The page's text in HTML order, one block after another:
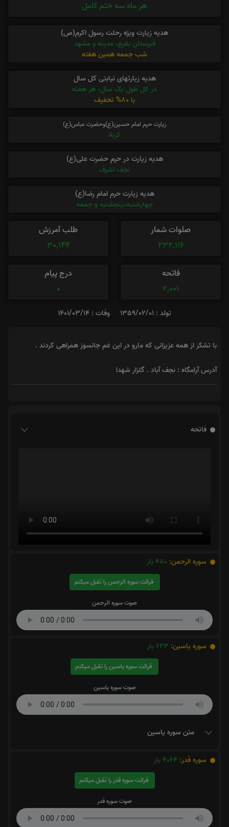
هر ماه سه ختم کامل
هدیه زیارت ویژه رحلت رسول اکرم(ص)
قبرستان بقیع، مدینه و مشهد
شب جمعه همین هفته
هدیه زیارتهای نیابتی کل سال
در کل طول یک سال، هر هفته
با 80% تخفیف
زیارت حرم امام حسین(ع)وحضرت عباس(ع)
کربلا
هدیه زیارت در حرم حضرت علی(ع)
نجف اشرف
هدیه زیارت حرم امام رضا(ع)
چهارشنبه،پنجشنبه و جمعه
صلوات شمار
232,116
طلب آمرزش
30,144
فاتحه
2,001
درج پیام
0
تولد : 1359/02/01 وفات : 1401/03/14
با تشکر از همه عزیزانی که مارو در این غم جانسوز همراهی کردند .
آدرس آرامگاه : نجف آباد . گلزار شهدا
فاتحه
سوره الرحمن: 480 بار
قرائت سوره الرحمن را تقبل میکنم
صوت سوره الرحمن
سوره یاسین: 623 بار
قرائت سوره یاسین را تقبل میکنم
صوت سوره یاسین
متن سوره یاسین
سوره قدر: 4064 بار
قرائت سوره قدر را تقبل میکنم
صوت سوره قدر